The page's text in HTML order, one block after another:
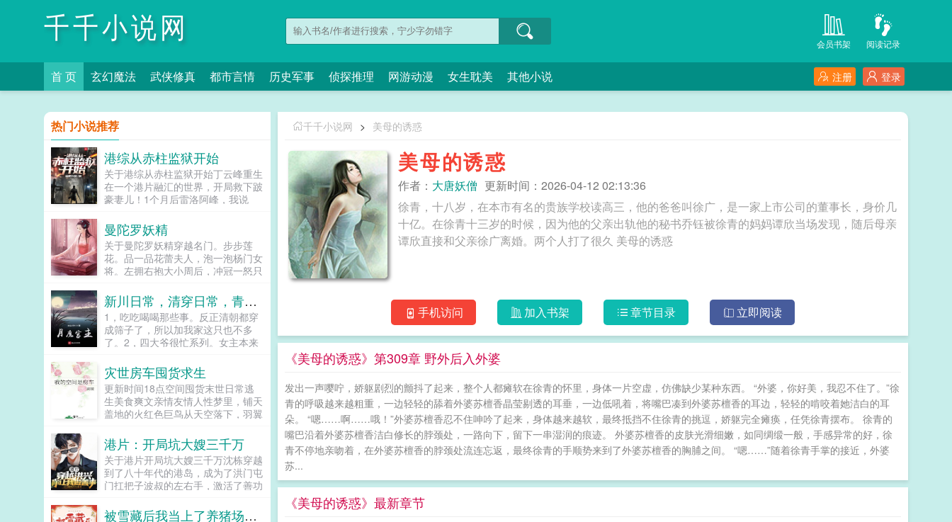
千千小说网 阅读记录
会员书架
首 页 玄幻魔法 武侠修真 都市言情 历史军事 侦探推理 网游动漫 女生耽美 其他小说 登录
注册
千千小说网 > 美母的诱惑
美母的诱惑
作者： 大唐妖僧 更新时间：2026-04-12 02:13:36
徐青，十八岁，在本市有名的贵族学校读高三，他的爸爸叫徐广，是一家上市公司的董事长，身价几
十亿。在徐青十三岁的时候，因为他的父亲出轨他的秘书乔钰被徐青的妈妈谭欣当场发现，随后母亲
谭欣直接和父亲徐广离婚。两个人打了很久 美母的诱惑
手机访问 加入书架 章节目录 立即阅读
《美母的诱惑》第309章 野外后入外婆
发出一声嘤咛，娇躯剧烈的颤抖了起来，整个人都瘫软在徐青的怀里，身体一片空虚，仿佛缺少某种东西。 “外婆，你好美，我忍不住了。”徐
青的呼吸越来越粗重，一边轻轻的舔着外婆苏檀香晶莹剔透的耳垂，一边低吼着，将嘴巴凑到外婆苏檀香的耳边，轻轻的啃咬着她洁白的耳
朵。 “嗯……啊……哦！”外婆苏檀香忍不住呻吟了起来，身体越来越软，最终抵挡不住徐青的挑逗，娇躯完全瘫痪，任凭徐青摆布。 徐青的
嘴巴沿着外婆苏檀香洁白修长的脖颈处，一路向下，留下一串湿润的痕迹。 外婆苏檀香的皮肤光滑细嫩，如同绸缎一般，手感异常的好，徐
青不停地亲吻着，在外婆苏檀香的脖颈处流连忘返，最终徐青的手顺势来到了外婆苏檀香的胸脯之间。 “嗯……”随着徐青手掌的接近，外婆
苏...
《美母的诱惑》最新章节
热门小说推荐
港综从赤柱监狱开始
关于港综从赤柱监狱开始丁云峰重生
在一个港片融汇的世界，开局救下跛
豪妻儿！1个月后雷洛阿峰，我说
我想当差佬，这机会留给豪哥吧。丁
云峰遥望北方，目光十分深邃。活头
仔，有见识！明日安排你去黄竹坑受
训，半年后直接调到我手下做便衣洛
哥，你误会了，其实我是想当狱警。
哪我都想好了赤柱。几年后西贡大傻
鼓起勇气来到赤柱峰哥，我求求你放
我一马吧。我是走私汽车的！可你整
天往我的船上塞什么计算机啊，发动
茶，他甚至问我是不是在北边挂了
号，还说有爱国的路子记得带上他
呢！...
曼陀罗妖精
关于曼陀罗妖精穿越名门。步步莲
花。品一品花蕾夫人，泡一泡杨门女
将。左拥右抱大小周后，冲冠一怒只
是极品女人。上征程！...
新川日常，清穿日常，青川日常，卿卿日常
1，吃吃喝喝那些事。反正清朝都穿
成筛子了，所以加我家这只也不多
了。2，四大爷很忙系列。女主本来
到空间就犯设定狂癖，文会歪到十万
八千里外）她也可以有系统的（为了
她我...
灾世房车囤货求生
更新时间18点空间囤货末世日常逃
生美食爽文亲情友情人性梦里，铺天
盖地的火红色巨鸟从天空落下，羽翼
界。僵硬可怖的走尸从建筑废墟里涌
出黄色飞沙弥漫了整片天空...
港片：开局坑大嫂三千万
关于港片开局坑大嫂三千万沈栋穿越
到了八十年代的港岛，成为了洪门屯
门扛把子波叔的左右手，激活了善功
头目，你竟然让我去做善事，简直岂
被雪藏后我当上了养猪场老板